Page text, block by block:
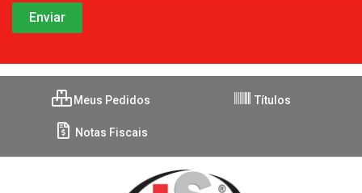
Meus Pedidos Títulos
Notas Fiscais